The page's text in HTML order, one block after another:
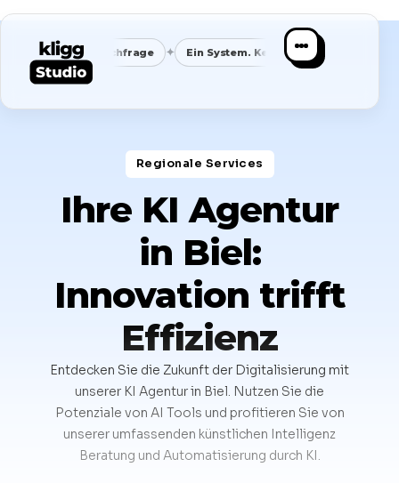
Nachfrage ✦ Ein System. Kein Chaos. Klare Nische
Regionale Services​
Ihre KI Agentur
in Biel:
Innovation trifft
Effizienz
Entdecken Sie die Zukunft der Digitalisierung mit
unserer KI Agentur in Biel. Nutzen Sie die
Potenziale von AI Tools und profitieren Sie von
unserer umfassenden künstlichen Intelligenz
Beratung und Automatisierung durch KI.